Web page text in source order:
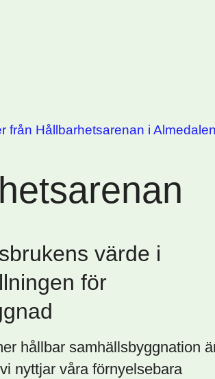
från Hållbarhetsarenan i Almedalen
värde i
för
hållbar samhällsbyggnation
nyttjar våra förnyelsebara